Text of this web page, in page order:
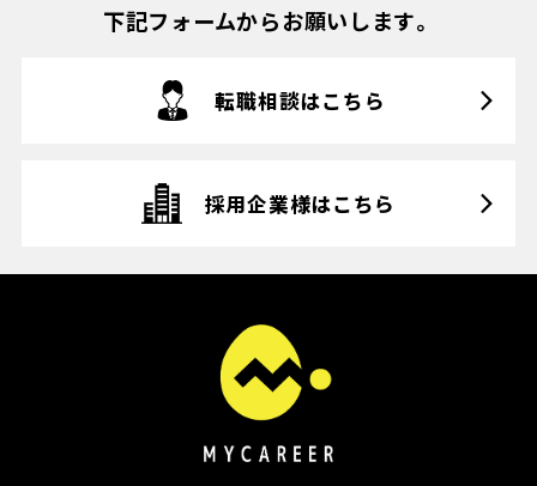
下記フォームからお願いします。
転職相談はこちら
採用企業様はこちら